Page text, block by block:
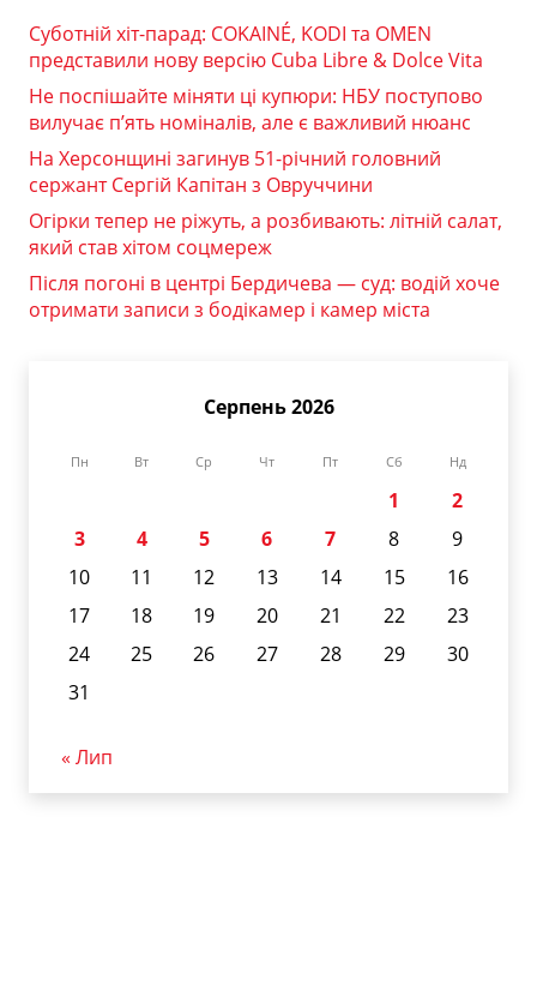
Суботній хіт-парад: COKAINÉ, KODI та OMEN
представили нову версію Cuba Libre & Dolce Vita
Не поспішайте міняти ці купюри: НБУ поступово
вилучає п’ять номіналів, але є важливий нюанс
На Херсонщині загинув 51-річний головний
сержант Сергій Капітан з Овруччини
Огірки тепер не ріжуть, а розбивають: літній салат,
який став хітом соцмереж
Після погоні в центрі Бердичева — суд: водій хоче
отримати записи з бодікамер і камер міста
Серпень 2026
Пн Вт Ср Чт Пт Сб Нд
1
2
3
4 5 6 7 8
9
10
11 12 13 14 15
16
17
18 19 20 21 22
23
24
25 26 27 28 29
30
31
« Лип